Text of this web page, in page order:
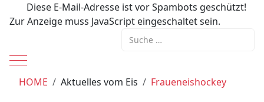
Diese E-Mail-Adresse ist vor Spambots geschützt!
Zur Anzeige muss JavaScript eingeschaltet sein.
Suchen
Mobile Menu Toggle
HOME
Aktuelles vom Eis Fraueneishockey